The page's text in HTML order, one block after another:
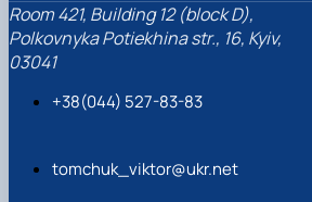
Room 421, Building 12 (block D),
Polkovnyka Potiekhina str., 16, Kyiv,
03041
+38(044) 527-83-83
tomchuk_viktor@ukr.net